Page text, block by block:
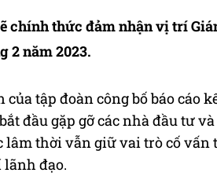
chính thức đảm nhận vị trí
2 năm 2023.
của tập đoàn công bố báo cáo
đầu gặp gỡ các nhà đầu tư
lâm thời vẫn giữ vai trò cố
đạo.